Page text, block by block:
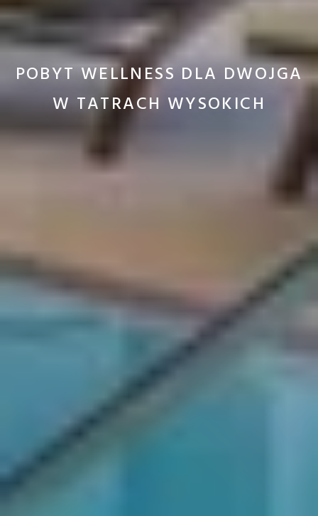
POBYT WELLNESS DLA DWOJGA
W TATRACH WYSOKICH